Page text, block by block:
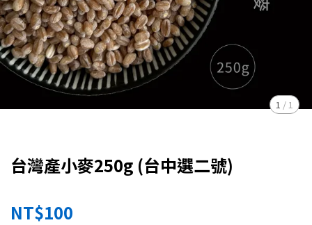
1 / 1
台灣產小麥250g (台中選二號)
NT$100